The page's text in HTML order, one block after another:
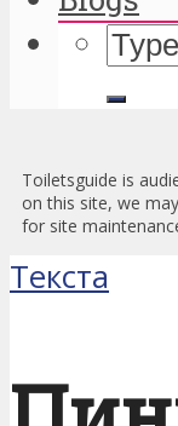
Toiletsguide is
on this site, we
for site
Текста